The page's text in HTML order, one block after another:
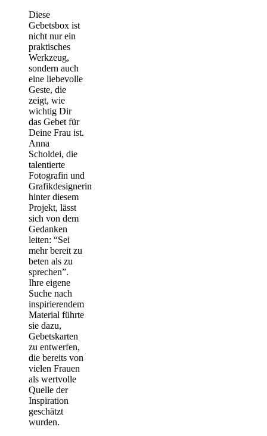
Diese
Gebetsbox ist
nicht nur ein
praktisches
Werkzeug,
sondern auch
eine liebevolle
Geste, die
zeigt, wie
wichtig Dir
das Gebet für
Deine Frau ist.
Anna
Scholdei, die
talentierte
Fotografin und
Grafikdesignerin
hinter diesem
Projekt, lässt
sich von dem
Gedanken
leiten: “Sei
mehr bereit zu
beten als zu
sprechen”.
Ihre eigene
Suche nach
inspirierendem
Material führte
sie dazu,
Gebetskarten
zu entwerfen,
die bereits von
vielen Frauen
als wertvolle
Quelle der
Inspiration
geschätzt
wurden.